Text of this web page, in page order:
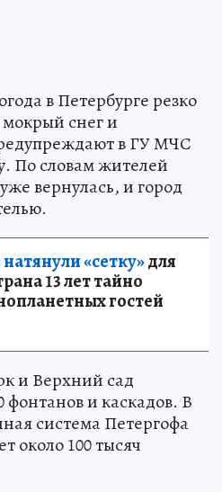
в Петербурге резко
снег и
в ГУ МЧС
По словам жителей
вернулась, и город
«сетку»для
13 лет тайно
гостей
и Верхний сад
и каскадов. В
система Петергофа
около 100 тысяч